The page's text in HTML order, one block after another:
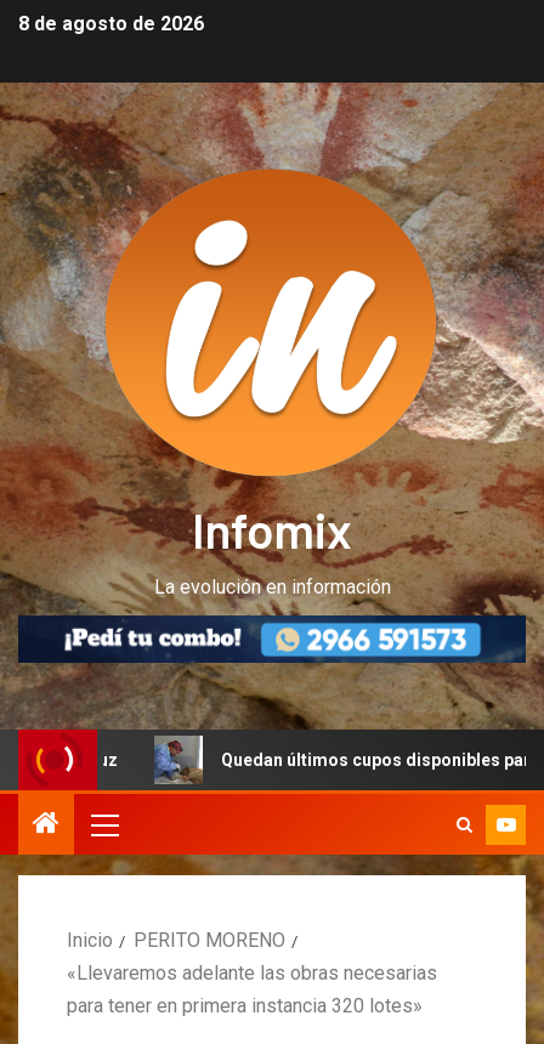
8 de agosto de 2026
Infomix
La evolución en información
Quedan últimos cupos disponibles para castraciones de
Inicio
PERITO MORENO
«Llevaremos adelante las obras necesarias
para tener en primera instancia 320 lotes»